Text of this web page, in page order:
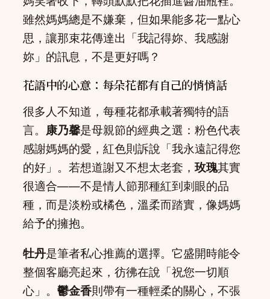
雖然媽媽總是不嫌棄，但如果能多花一點心
思，讓那束花傳達出「我記得妳、我感謝
妳」的訊息，不是更好嗎？
花語中的心意：每朵花都有自己的悄悄話
很多人不知道，每種花都承載著獨特的語
言。 康乃馨是母親節的經典之選：粉色代表
感謝媽媽的愛，紅色則訴說「我永遠記得您
的好」。若想道謝又不想太老套， 玫瑰其實
很適合——不是情人節那種紅到刺眼的品
種，而是淡粉或橘色，溫柔而踏實，像媽媽
給予的擁抱。
牡丹是筆者私心推薦的選擇。它盛開時能令
整個客廳亮起來，彷彿在說「祝您一切順
心」。 鬱金香則帶有一種輕柔的關心，不張